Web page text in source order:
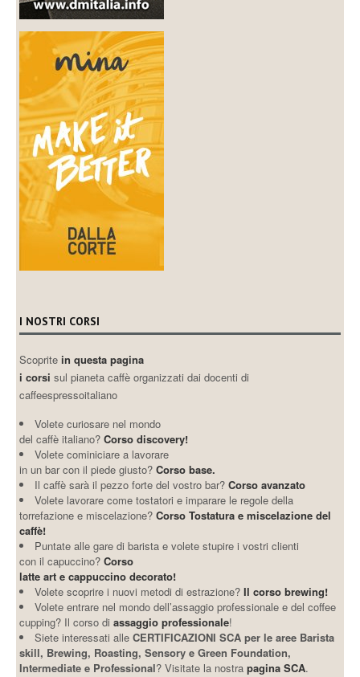
I NOSTRI CORSI
Scopritein questa pagina
i corsi sul pianeta caffè organizzati dai docenti di
caffeespressoitaliano
Volete curiosare nel mondo
del caffè italiano? Corso discovery!
Volete cominiciare a lavorare
in un bar con il piede giusto? Corso base.
Il caffè sarà il pezzo forte del vostro bar?Corso avanzato
Volete lavorare come tostatori e imparare le regole della
torrefazione e miscelazione?Corso Tostatura e miscelazione del
caffè!
Puntate alle gare di barista e volete stupire i vostri clienti
con il capuccino?Corso
latte art e cappuccino decorato!
Volete scoprire i nuovi metodi di estrazione?Il corso brewing!
Volete entrare nel mondo dell’assaggio professionale e del coffee
cupping? Il corso diassaggio professionale!
Siete interessati alleCERTIFICAZIONI SCA per le aree Barista
skill, Brewing, Roasting, Sensory e Green Foundation,
Intermediate e Professional? Visitate la nostrapagina SCA.